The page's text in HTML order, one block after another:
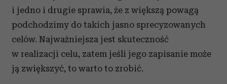
i jedno i drugie sprawia, że z większą powagą
podchodzimy do takich jasno sprecyzowanych
celów. Najważniejsza jest skuteczność
w realizacji celu, zatem jeśli jego zapisanie może
ją zwiększyć, to warto to zrobić.